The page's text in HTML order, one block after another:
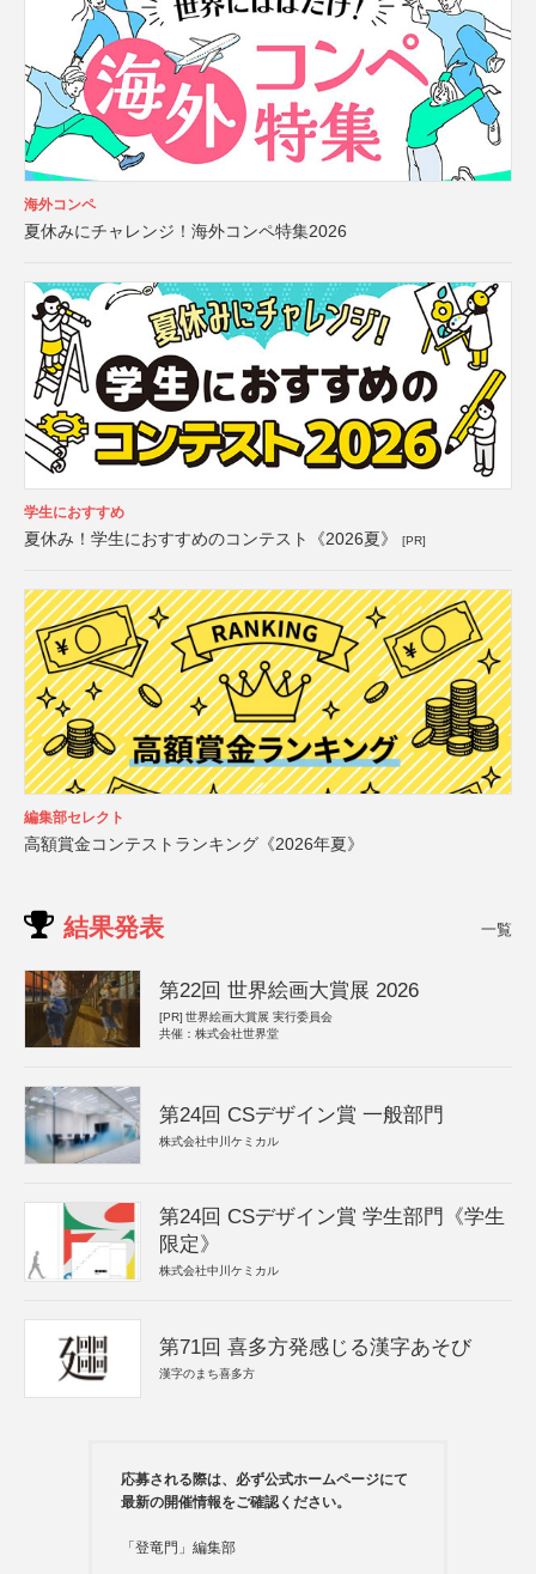
海外コンペ
夏休みにチャレンジ！海外コンペ特集2026
学生におすすめ
夏休み！学生におすすめのコンテスト《2026夏》 [PR]
編集部セレクト
高額賞金コンテストランキング《2026年夏》
結果発表 一覧
第22回 世界絵画大賞展 2026
[PR] 世界絵画大賞展 実行委員会
共催：株式会社世界堂
第24回 CSデザイン賞 一般部門
株式会社中川ケミカル
第24回 CSデザイン賞 学生部門《学生
限定》
株式会社中川ケミカル
第71回 喜多方発感じる漢字あそび
漢字のまち喜多方
応募される際は、必ず公式ホームページにて
最新の開催情報をご確認ください。
「登竜門」編集部